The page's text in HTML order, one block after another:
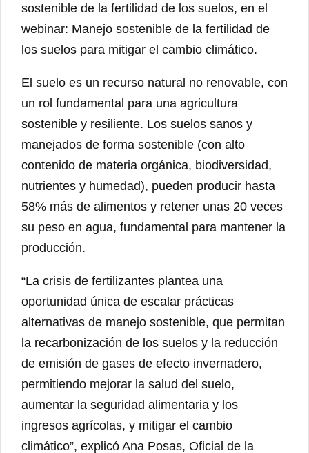
sostenible de la fertilidad de los suelos, en el
webinar: Manejo sostenible de la fertilidad de
los suelos para mitigar el cambio climático.
El suelo es un recurso natural no renovable, con
un rol fundamental para una agricultura
sostenible y resiliente. Los suelos sanos y
manejados de forma sostenible (con alto
contenido de materia orgánica, biodiversidad,
nutrientes y humedad), pueden producir hasta
58% más de alimentos y retener unas 20 veces
su peso en agua, fundamental para mantener la
producción.
“La crisis de fertilizantes plantea una
oportunidad única de escalar prácticas
alternativas de manejo sostenible, que permitan
la recarbonización de los suelos y la reducción
de emisión de gases de efecto invernadero,
permitiendo mejorar la salud del suelo,
aumentar la seguridad alimentaria y los
ingresos agrícolas, y mitigar el cambio
climático”, explicó Ana Posas, Oficial de la